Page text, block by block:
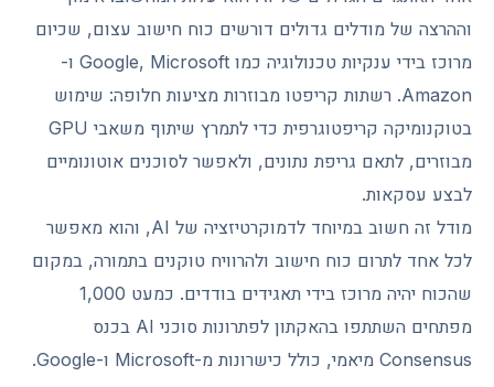
וההרצה של מודלים גדולים דורשים כוח חישוב עצום, שכיום
מרוכז בידי ענקיות טכנולוגיה כמו Google, Microsoft ו-
Amazon. רשתות קריפטו מבוזרות מציעות חלופה: שימוש
בטוקנומיקה קריפטוגרפית כדי לתמרץ שיתוף משאבי GPU
מבוזרים, לתאם גריפת נתונים, ולאפשר לסוכנים אוטונומיים
לבצע עסקאות.
מודל זה חשוב במיוחד לדמוקרטיזציה של AI, והוא מאפשר
לכל אחד לתרום כוח חישוב ולהרוויח טוקנים בתמורה, במקום
שהכוח יהיה מרוכז בידי תאגידים בודדים. כמעט 1,000
מפתחים השתתפו בהאקתון לפתרונות סוכני AI בכנס
Consensus מיאמי, כולל כישרונות מ-Microsoft ו-Google.